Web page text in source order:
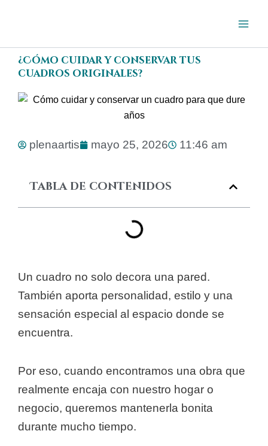
¿Cómo cuidar y conservar tus
cuadros originales?
plenaartis mayo 25, 2026 11:46 am
Tabla de contenidos
Un cuadro no solo decora una pared.
También aporta personalidad, estilo y una
sensación especial al espacio donde se
encuentra.
Por eso, cuando encontramos una obra que
realmente encaja con nuestro hogar o
negocio, queremos mantenerla bonita
durante mucho tiempo.